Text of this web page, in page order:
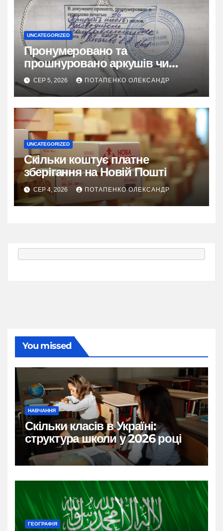
UNCATEGORIZED
Пронумеровано та
прошнуровано аркушів чи
сторінок: повний гайд
СЕР 5, 2026 ПОТАПЕНКО ОЛЕКСАНДР
UNCATEGORIZED
Скільки коштує платне
зберігання на Новій Пошті
СЕР 4, 2026 ПОТАПЕНКО ОЛЕКСАНДР
You missed
НАВЧАННЯ
Скільки класів в Україні:
структура школи у 2026 році
ГЕОГРАФІЯ